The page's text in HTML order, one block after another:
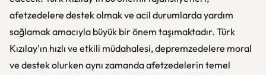
afetzedelere destek olmak ve acil durumlarda yardım
sağlamak amacıyla büyük bir önem taşımaktadır. Türk
Kızılay'ın hızlı ve etkili müdahalesi, depremzedelere moral
ve destek olurken aynı zamanda afetzedelerin temel